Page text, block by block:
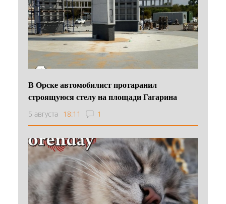
В Орске автомобилист протаранил
строящуюся стелу на площади Гагарина
5 августа 18:11 1